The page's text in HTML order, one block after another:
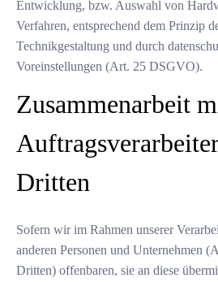
Entwicklung, bzw. Auswahl von
Verfahren, entsprechend dem Prinzip
Technikgestaltung und durch
Voreinstellungen (Art. 25 DSGVO).
Zusammenarbeit
Dritten
Sofern wir im Rahmen unserer
anderen Personen und Unternehmen
Dritten) offenbaren, sie an diese